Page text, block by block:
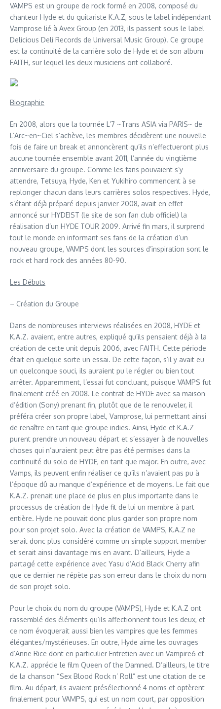
VAMPS est un groupe de rock formé en 2008, composé du
chanteur Hyde et du guitariste K.A.Z, sous le label indépendant
Vamprose lié à Avex Group (en 2013, ils passent sous le label
Delicious Deli Records de Universal Music Group). Ce groupe
est la continuité de la carrière solo de Hyde et de son album
FAITH, sur lequel les deux musiciens ont collaboré.
Biographie
En 2008, alors que la tournée L’7 ~Trans ASIA via PARIS~ de
L’Arc~en~Ciel s’achève, les membres décidèrent une nouvelle
fois de faire un break et annoncèrent qu’ils n’effectueront plus
aucune tournée ensemble avant 2011, l’année du vingtième
anniversaire du groupe. Comme les fans pouvaient s’y
attendre, Tetsuya, Hyde, Ken et Yukihiro commencent à se
replonger chacun dans leurs carrières solos respectives. Hyde,
s’étant déjà préparé depuis janvier 2008, avait en effet
annoncé sur HYDEIST (le site de son fan club officiel) la
réalisation d’un HYDE TOUR 2009. Arrivé fin mars, il surprend
tout le monde en informant ses fans de la création d’un
nouveau groupe, VAMPS dont les sources d’inspiration sont le
rock et hard rock des années 80-90.
Les Débuts
– Création du Groupe
Dans de nombreuses interviews réalisées en 2008, HYDE et
K.A.Z. avaient, entre autres, expliqué qu’ils pensaient déjà à la
création de cette unit depuis 2006, avec FAITH. Cette période
était en quelque sorte un essai. De cette façon, s’il y avait eu
un quelconque souci, ils auraient pu le régler ou bien tout
arrêter. Apparemment, l’essai fut concluant, puisque VAMPS fut
finalement créé en 2008. Le contrat de HYDE avec sa maison
d’édition (Sony) prenant fin, plutôt que de le renouveler, il
préféra créer son propre label, Vamprose, lui permettant ainsi
de renaître en tant que groupe indies. Ainsi, Hyde et K.A.Z
purent prendre un nouveau départ et s’essayer à de nouvelles
choses qui n’auraient peut être pas été permises dans la
continuité du solo de HYDE, en tant que major. En outre, avec
Vamps, ils peuvent enfin réaliser ce qu’ils n’avaient pas pu à
l’époque dû au manque d’expérience et de moyens. Le fait que
K.A.Z. prenait une place de plus en plus importante dans le
processus de création de Hyde fit de lui un membre à part
entière. Hyde ne pouvait donc plus garder son propre nom
pour son projet solo. Avec la création de VAMPS, K.A.Z ne
serait donc plus considéré comme un simple support member
et serait ainsi davantage mis en avant. D’ailleurs, Hyde a
partagé cette expérience avec Yasu d’Acid Black Cherry afin
que ce dernier ne répète pas son erreur dans le choix du nom
de son projet solo.
Pour le choix du nom du groupe (VAMPS), Hyde et K.A.Z ont
rassemblé des éléments qu’ils affectionnent tous les deux, et
ce nom évoquerait aussi bien les vampires que les femmes
élégantes/mystérieuses. En outre, Hyde aime les ouvrages
d’Anne Rice dont en particulier Entretien avec un Vampire6 et
K.A.Z. apprécie le film Queen of the Damned. D’ailleurs, le titre
de la chanson “Sex Blood Rock n’ Roll” est une citation de ce
film. Au départ, ils avaient présélectionné 4 noms et optèrent
finalement pour VAMPS, qui est un nom court, par opposition